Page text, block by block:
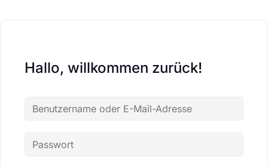
Hallo, willkommen zurück!